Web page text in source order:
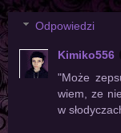
Odpowiedzi
Kimiko556
"Może
wiem, ze
w